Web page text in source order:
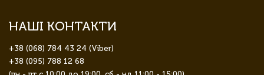
НАШІ КОНТАКТИ
+38 (068) 784 43 24 (Viber)
+38 (095) 788 12 68